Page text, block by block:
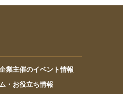
業主催のイベント情報
・お役立ち情報